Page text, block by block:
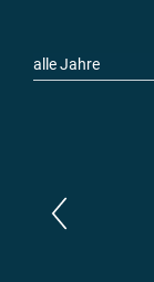
alle Jahre